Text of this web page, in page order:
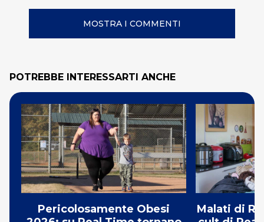
MOSTRA I COMMENTI
POTREBBE INTERESSARTI ANCHE
Pericolosamente Obesi
Malati di